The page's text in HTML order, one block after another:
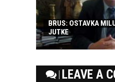
BRUS: OSTAVKA
JUTKE
LEAVE A